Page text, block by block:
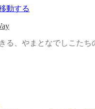
動する
る、やまとなでしこたち